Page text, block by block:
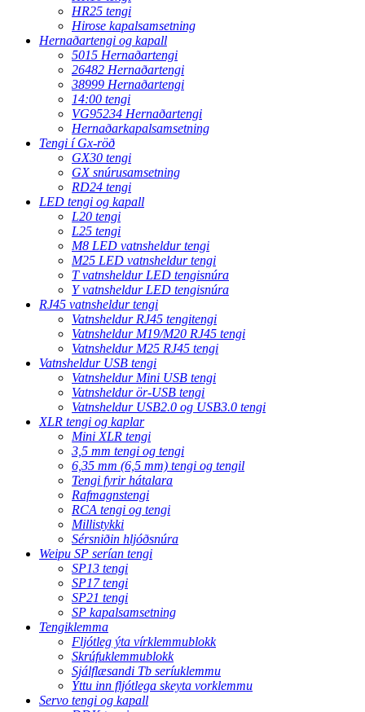
HR25 tengi
Hirose kapalsamsetning
Hernaðartengi og kapall
5015 Hernaðartengi
26482 Hernaðartengi
38999 Hernaðartengi
14:00 tengi
VG95234 Hernaðartengi
Hernaðarkapalsamsetning
Tengi í Gx-röð
GX30 tengi
GX snúrusamsetning
RD24 tengi
LED tengi og kapall
L20 tengi
L25 tengi
M8 LED vatnsheldur tengi
M25 LED vatnsheldur tengi
T vatnsheldur LED tengisnúra
Y vatnsheldur LED tengisnúra
RJ45 vatnsheldur tengi
Vatnsheldur RJ45 tengitengi
Vatnsheldur M19/M20 RJ45 tengi
Vatnsheldur M25 RJ45 tengi
Vatnsheldur USB tengi
Vatnsheldur Mini USB tengi
Vatnsheldur ör-USB tengi
Vatnsheldur USB2.0 og USB3.0 tengi
XLR tengi og kaplar
Mini XLR tengi
3,5 mm tengi og tengi
6,35 mm (6,5 mm) tengi og tengil
Tengi fyrir hátalara
Rafmagnstengi
RCA tengi og tengi
Millistykki
Sérsniðin hljóðsnúra
Weipu SP serían tengi
SP13 tengi
SP17 tengi
SP21 tengi
SP kapalsamsetning
Tengiklemma
Fljótleg ýta vírklemmublokk
Skrúfuklemmublokk
Sjálflæsandi Tb seríuklemmu
Ýttu inn fljótlega skeyta vorklemmu
Servo tengi og kapall